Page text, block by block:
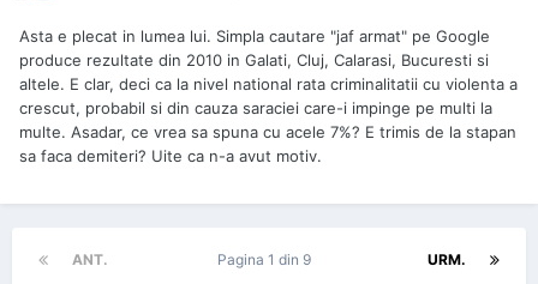
Asta e plecat in lumea lui. Simpla cautare "jaf armat" pe Google
produce rezultate din 2010 in Galati, Cluj, Calarasi, Bucuresti si
altele. E clar, deci ca la nivel national rata criminalitatii cu violenta a
crescut, probabil si din cauza saraciei care-i impinge pe multi la
multe. Asadar, ce vrea sa spuna cu acele 7%? E trimis de la stapan
sa faca demiteri? Uite ca n-a avut motiv.
ANT. URM.
Pagina 1 din 9